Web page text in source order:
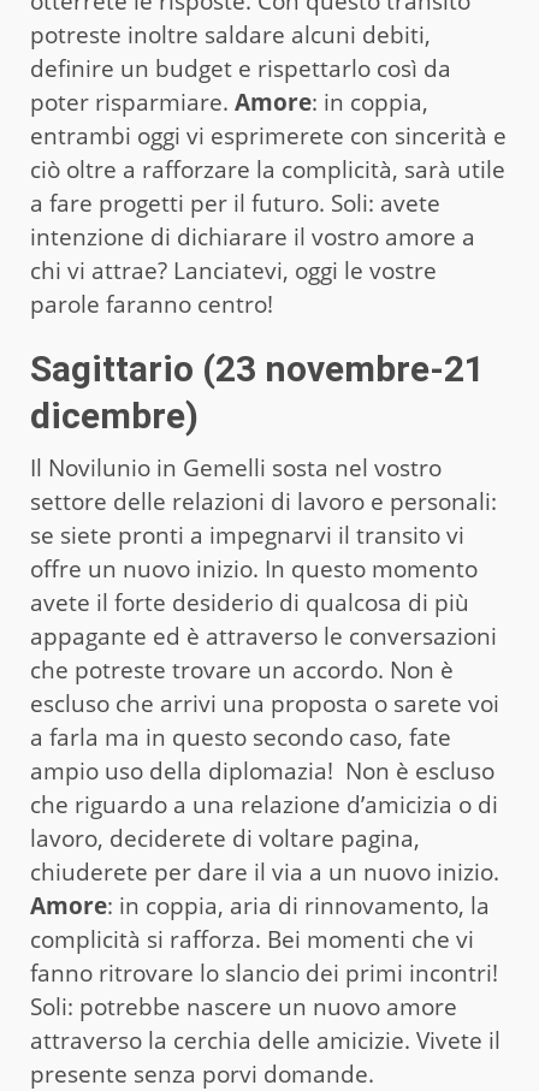
potreste inoltre saldare alcuni debiti,
definire un budget e rispettarlo così da
poter risparmiare. Amore: in coppia,
entrambi oggi vi esprimerete con sincerità e
ciò oltre a rafforzare la complicità, sarà utile
a fare progetti per il futuro. Soli: avete
intenzione di dichiarare il vostro amore a
chi vi attrae? Lanciatevi, oggi le vostre
parole faranno centro!
Sagittario (23 novembre-21
dicembre)
Il Novilunio in Gemelli sosta nel vostro
settore delle relazioni di lavoro e personali:
se siete pronti a impegnarvi il transito vi
offre un nuovo inizio. In questo momento
avete il forte desiderio di qualcosa di più
appagante ed è attraverso le conversazioni
che potreste trovare un accordo. Non è
escluso che arrivi una proposta o sarete voi
a farla ma in questo secondo caso, fate
ampio uso della diplomazia! Non è escluso
che riguardo a una relazione d’amicizia o di
lavoro, deciderete di voltare pagina,
chiuderete per dare il via a un nuovo inizio.
Amore: in coppia, aria di rinnovamento, la
complicità si rafforza. Bei momenti che vi
fanno ritrovare lo slancio dei primi incontri!
Soli: potrebbe nascere un nuovo amore
attraverso la cerchia delle amicizie. Vivete il
presente senza porvi domande.